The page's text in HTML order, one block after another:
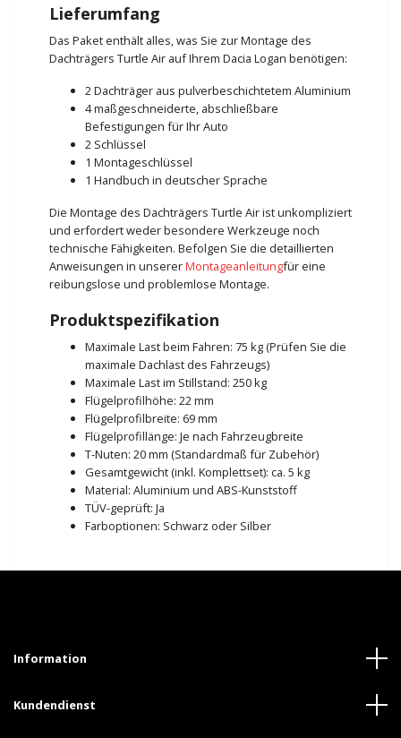
Lieferumfang
Das Paket enthält alles, was Sie zur Montage des
Dachträgers Turtle Air auf Ihrem Dacia Logan benötigen:
2 Dachträger aus pulverbeschichtetem Aluminium
4 maßgeschneiderte, abschließbare
Befestigungen für Ihr Auto
2 Schlüssel
1 Montageschlüssel
1 Handbuch in deutscher Sprache
Die Montage des Dachträgers Turtle Air ist unkompliziert
und erfordert weder besondere Werkzeuge noch
technische Fähigkeiten. Befolgen Sie die detaillierten
Anweisungen in unsererMontageanleitungfür eine
reibungslose und problemlose Montage.
Produktspezifikation
Maximale Last beim Fahren: 75 kg (Prüfen Sie die
maximale Dachlast des Fahrzeugs)
Maximale Last im Stillstand: 250 kg
Flügelprofilhöhe: 22 mm
Flügelprofilbreite: 69 mm
Flügelprofillänge: Je nach Fahrzeugbreite
T-Nuten: 20 mm (Standardmaß für Zubehör)
Gesamtgewicht (inkl. Komplettset): ca. 5 kg
Material: Aluminium und ABS-Kunststoff
TÜV-geprüft: Ja
Farboptionen: Schwarz oder Silber
Information
Kundendienst